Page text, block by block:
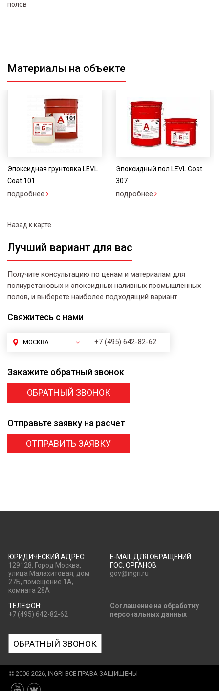
полов
Материалы на объекте
Эпоксидная грунтовка LEVL
Coat 101
подробнее
Эпоксидный пол LEVL Coat
307
подробнее
Назад к карте
Лучший вариант для вас
Получите консультацию по ценам и материалам для
полиуретановых и эпоксидных наливных промышленных
полов, и выберете наиболее подходящий вариант
Свяжитесь с нами
МОСКВА +7 (495) 642-82-62
Закажите обратный звонок
ОБРАТНЫЙ ЗВОНОК
Отправьте заявку на расчет
ОТПРАВИТЬ ЗАЯВКУ
ЮРИДИЧЕСКИЙ АДРЕС:
129128, Город Москва,
улица Малахитовая, дом
27Б, помещение 1А,
комната 28А
E-MAIL ДЛЯ ОБРАЩЕНИЙ
ГОС. ОРГАНОВ:
gov@ingri.ru
ТЕЛЕФОН:
+7 (495) 642-82-62
Соглашение на обработку
персональных данных
ОБРАТНЫЙ ЗВОНОК
2006-2026, INGRI ВСЕ ПРАВА ЗАЩИЩЕНЫ